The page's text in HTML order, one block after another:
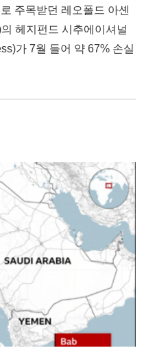
주목받던 레오폴드 아셴
헤지펀드 시추에이셔널
가 7월 들어 약 67% 손실